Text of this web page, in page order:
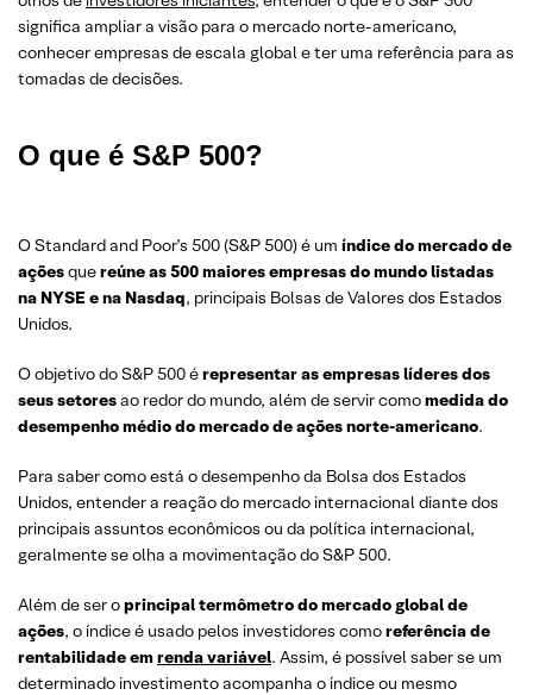
significa ampliar a visão para o mercado norte-americano,
conhecer empresas de escala global e ter uma referência para as
tomadas de decisões.
O que é S&P 500?
O Standard and Poor’s 500 (S&P 500) é um índice do mercado de
açõesquereúne as 500 maiores empresas do mundo listadas
na NYSE e na Nasdaq, principais Bolsas de Valores dos Estados
Unidos.
O objetivo do S&P 500 érepresentar as empresas líderes dos
seus setoresao redor do mundo, além de servir comomedida do
desempenho médio do mercado de ações norte-americano.
Para saber como está o desempenho da Bolsa dos Estados
Unidos, entender a reação do mercado internacional diante dos
principais assuntos econômicos ou da política internacional,
geralmente se olha a movimentação do S&P 500.
Além de ser oprincipal termômetro do mercado global de
ações, o índice é usado pelos investidores comoreferência de
rentabilidade emrenda variável. Assim, é possível saber se um
determinado investimento acompanha o índice ou mesmo